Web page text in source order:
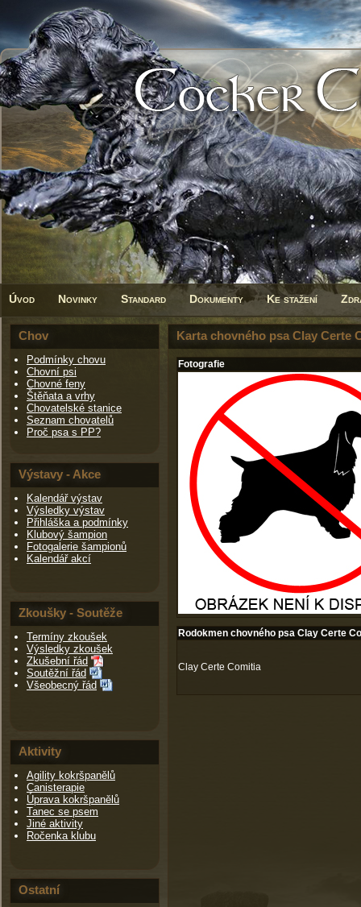
Úvod Novinky Standard Dokumenty Ke stažení
Chov
Podmínky chovu
Chovní psi
Chovné feny
Štěňata a vrhy
Chovatelské stanice
Seznam chovatelů
Proč psa s PP?
Výstavy - Akce
Kalendář výstav
Výsledky výstav
Přihláška a podmínky
Klubový šampion
Fotogalerie šampionů
Kalendář akcí
Zkoušky - Soutěže
Termíny zkoušek
Výsledky zkoušek
Zkušební řád
Soutěžní řád
Všeobecný řád
Aktivity
Agility kokršpanělů
Canisterapie
Úprava kokršpanělů
Tanec se psem
Jiné aktivity
Ročenka klubu
Ostatní
Karta chovného psa Clay Certe
Fotografie
Rodokmen chovného psa Clay Certe
Clay Certe Comitia